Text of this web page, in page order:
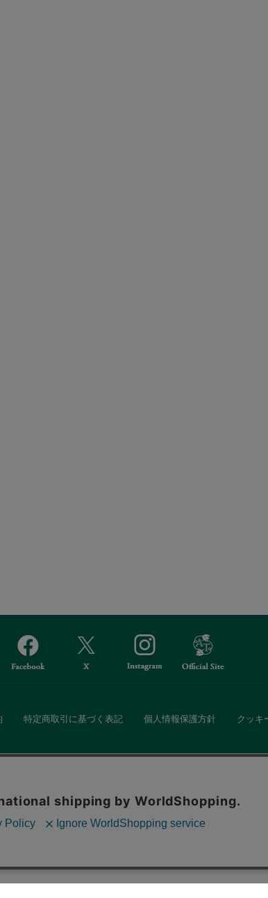
特定商取引に基づく表記 個人情報保護方針 クッキ
同意の可否を選択してください。選
ーを通じて収集する情報には「お客